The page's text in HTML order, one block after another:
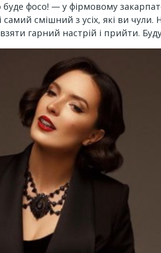
буде фосо! — у фірмовому
самий смішний з усіх, які ви
гарний настрій і прийти.